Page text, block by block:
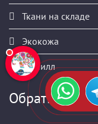
Ткани на складе
Экокожа
Шенилл
Обратная